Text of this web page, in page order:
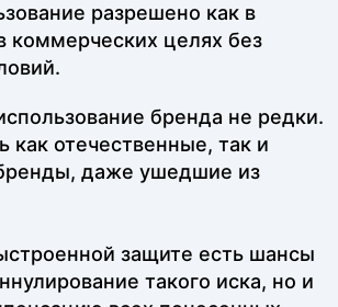
разрешено как в
коммерческих целях без
бренда не редки.
как отечественные, так и
даже ушедшие из
защите есть шансы
такого иска, но и